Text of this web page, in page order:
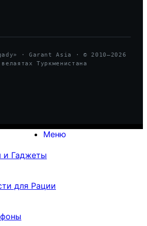
· Garant Asia · © 2010—2026
Туркменистана
Меню
и Гаджеты
для Рации